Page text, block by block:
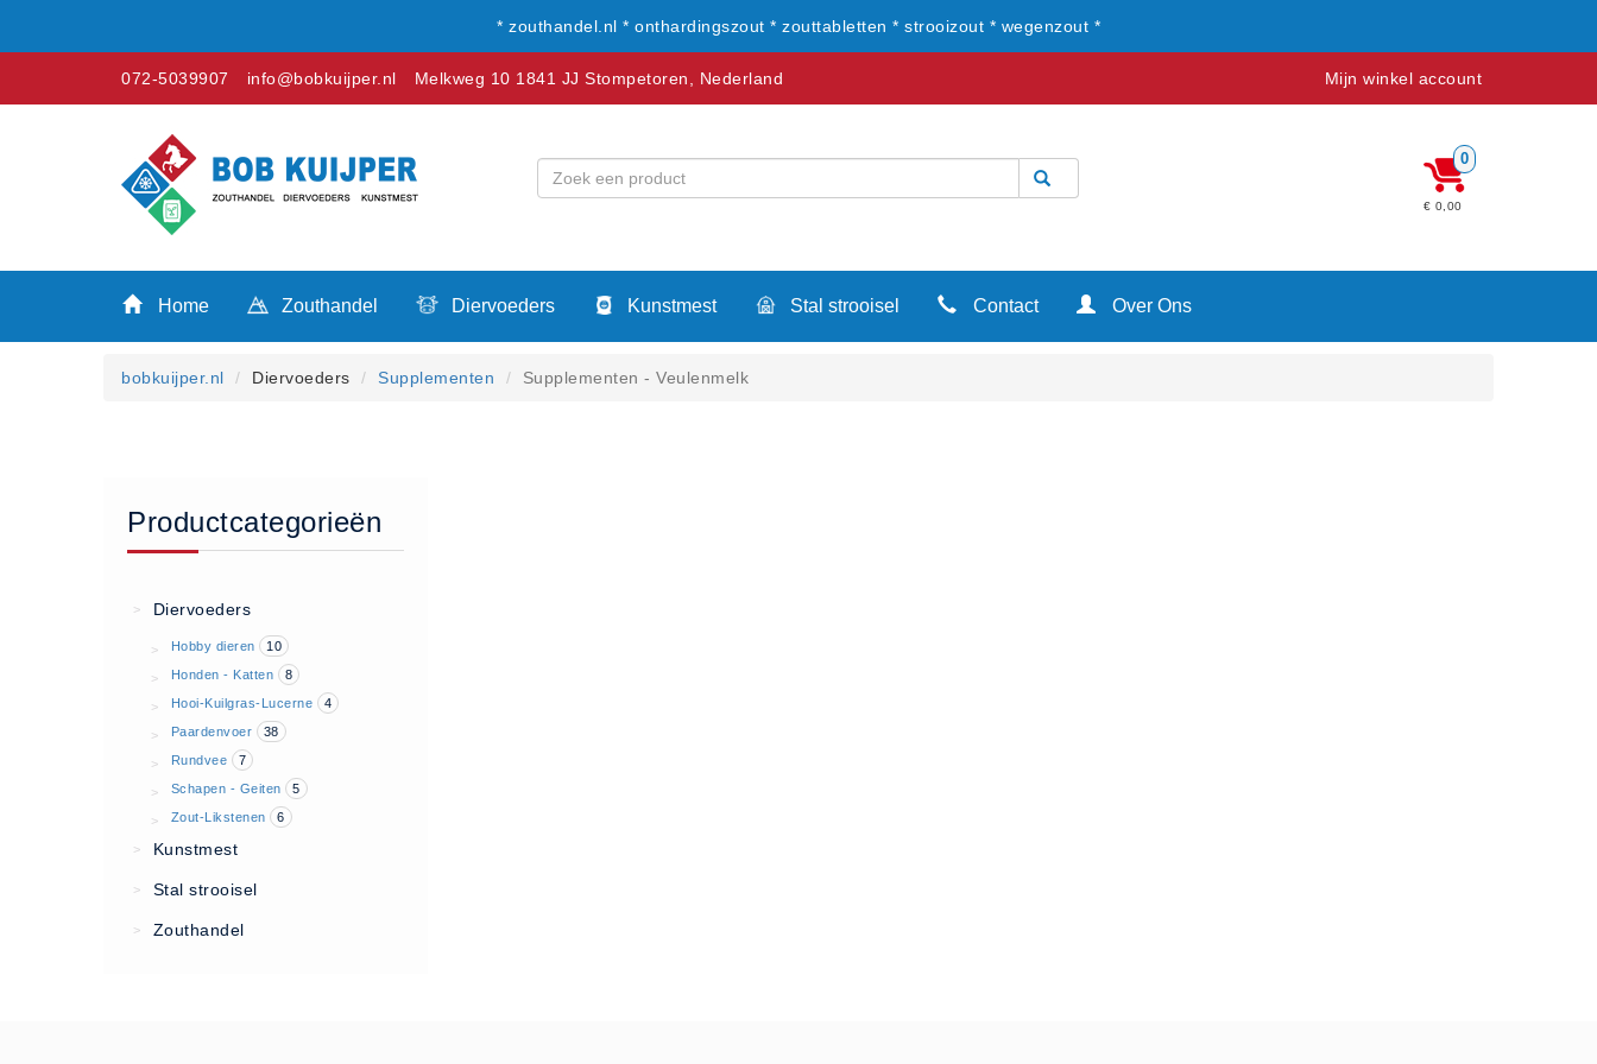
* zouthandel.nl * onthardingszout * zouttabletten * strooizout * wegenzout *
Diervoeders
Stal strooisel
Hartog Lucerne - Muesli (8)
Hobby dieren (10)
Honden - Katten (8)
072-5039907 info@bobkuijper.nl Melkweg 10 1841 JJ Stompetoren, Nederland Mijn winkel account
0
€ 0,00
Home Zouthandel Diervoeders Kunstmest Stal strooisel Contact Over Ons
bobkuijper.nl Diervoeders Supplementen Supplementen - Veulenmelk
Productcategorieën
> Diervoeders
> Hobby dieren 10
> Honden - Katten 8
> Hooi-Kuilgras-Lucerne 4
> Paardenvoer 38
> Rundvee 7
> Schapen - Geiten 5
> Zout-Likstenen 6
> Kunstmest
> Stal strooisel
> Zouthandel